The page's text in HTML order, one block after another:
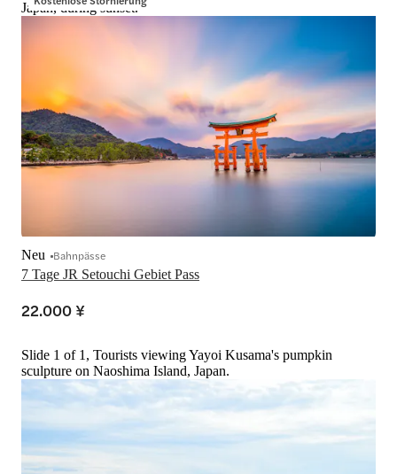
Japan, during sunset.
7 Tage JR Setouchi Gebiet Pass
Neu Bahnpässe
22.000 ¥
Slide 1 of 1, Tourists viewing Yayoi Kusama's pumpkin
sculpture on Naoshima Island, Japan.